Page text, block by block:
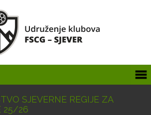
SJEVERNE REGIJE ZA
25/26